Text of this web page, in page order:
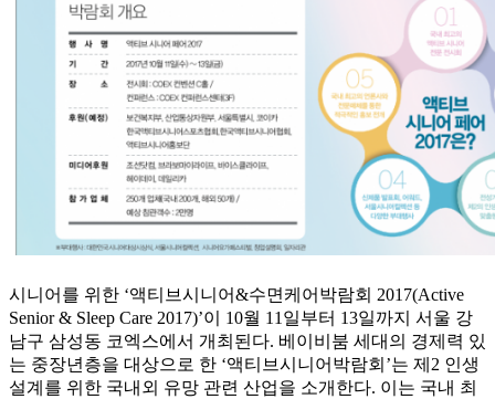
시니어를 위한 ‘액티브시니어&수면케어박람회 2017(Active
Senior & Sleep Care 2017)’이 10월 11일부터 13일까지 서울 강
남구 삼성동 코엑스에서 개최된다. 베이비붐 세대의 경제력 있
는 중장년층을 대상으로 한 ‘액티브시니어박람회’는 제2 인생
설계를 위한 국내외 유망 관련 산업을 소개한다. 이는 국내 최